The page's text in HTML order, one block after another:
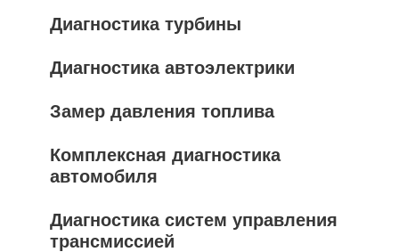
Диагностика турбины
Диагностика автоэлектрики
Замер давления топлива
Комплексная диагностика
автомобиля
Диагностика систем управления
трансмиссией